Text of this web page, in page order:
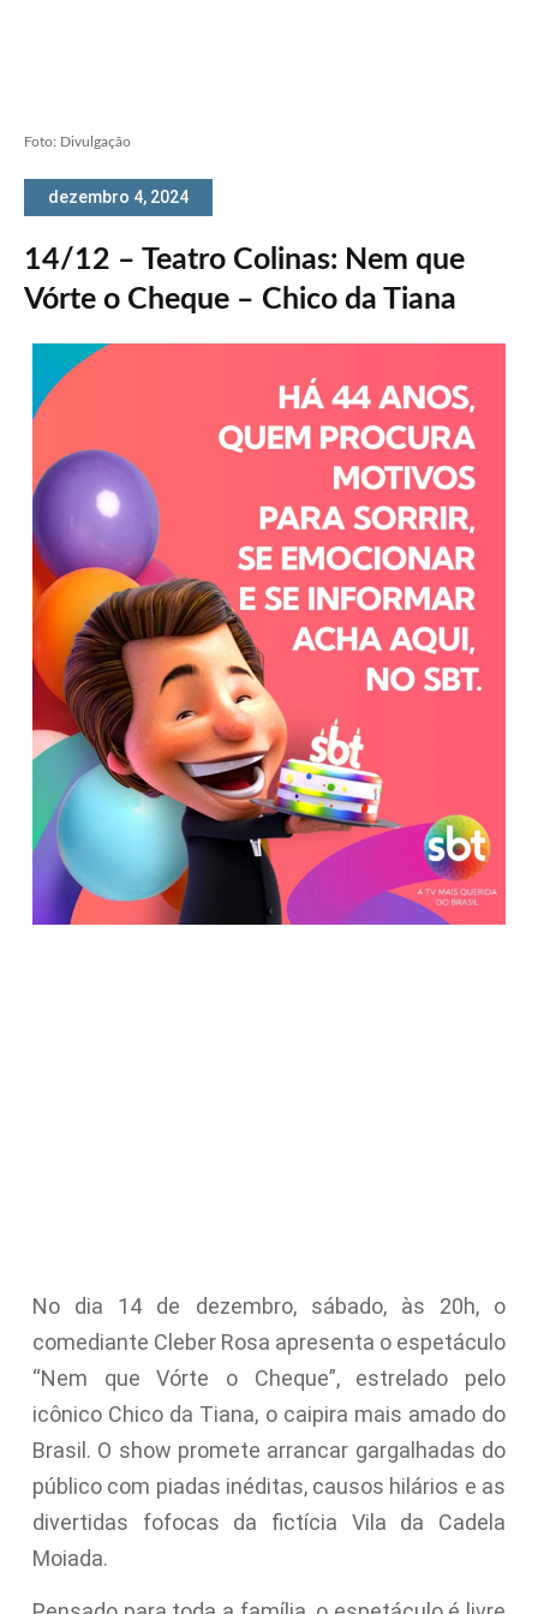
Foto: Divulgação
dezembro 4, 2024
14/12 – Teatro Colinas: Nem que
Vórte o Cheque – Chico da Tiana
No dia 14 de dezembro, sábado, às 20h, o
comediante Cleber Rosa apresenta o espetáculo
“Nem que Vórte o Cheque”, estrelado pelo
icônico Chico da Tiana, o caipira mais amado do
Brasil. O show promete arrancar gargalhadas do
público com piadas inéditas, causos hilários e as
divertidas fofocas da fictícia Vila da Cadela
Moiada.